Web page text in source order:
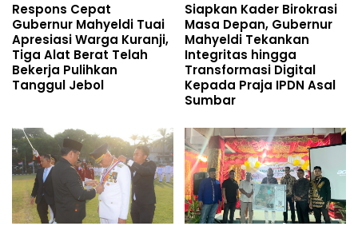
Respons Cepat
Gubernur Mahyeldi Tuai
Apresiasi Warga Kuranji,
Tiga Alat Berat Telah
Bekerja Pulihkan
Tanggul Jebol
Siapkan Kader Birokrasi
Masa Depan, Gubernur
Mahyeldi Tekankan
Integritas hingga
Transformasi Digital
Kepada Praja IPDN Asal
Sumbar